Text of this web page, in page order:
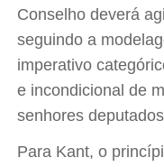
Conselho deverá
seguindo a
imperativo
e incondicional de
senhores
Para Kant, o